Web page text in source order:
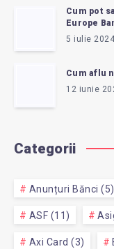
Cum pot
Europe
5 iulie 2024
Cum aflu
12 iunie
Categorii
Anunțuri Bănci (5)
ASF (11)
Axi Card (3)